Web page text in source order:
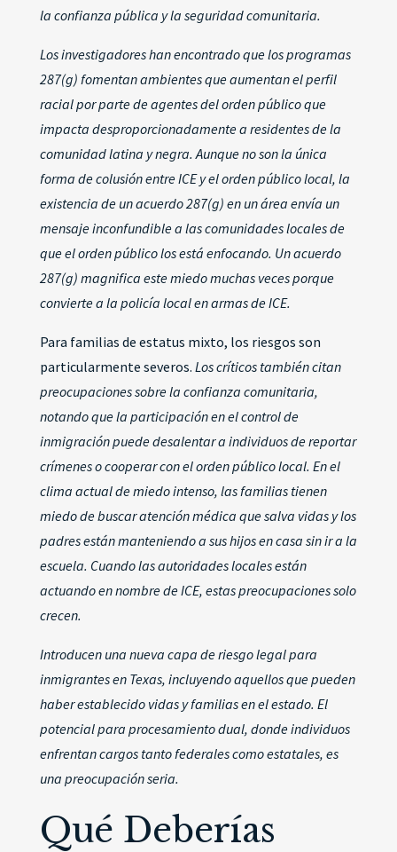
la confianza pública y la seguridad comunitaria.
Los investigadores han encontrado que los programas
287(g) fomentan ambientes que aumentan el perfil
racial por parte de agentes del orden público que
impacta desproporcionadamente a residentes de la
comunidad latina y negra. Aunque no son la única
forma de colusión entre ICE y el orden público local, la
existencia de un acuerdo 287(g) en un área envía un
mensaje inconfundible a las comunidades locales de
que el orden público los está enfocando. Un acuerdo
287(g) magnifica este miedo muchas veces porque
convierte a la policía local en armas de ICE.
Para familias de estatus mixto, los riesgos son
particularmente severos. Los críticos también citan
preocupaciones sobre la confianza comunitaria,
notando que la participación en el control de
inmigración puede desalentar a individuos de reportar
crímenes o cooperar con el orden público local. En el
clima actual de miedo intenso, las familias tienen
miedo de buscar atención médica que salva vidas y los
padres están manteniendo a sus hijos en casa sin ir a la
escuela. Cuando las autoridades locales están
actuando en nombre de ICE, estas preocupaciones solo
crecen.
Introducen una nueva capa de riesgo legal para
inmigrantes en Texas, incluyendo aquellos que pueden
haber establecido vidas y familias en el estado. El
potencial para procesamiento dual, donde individuos
enfrentan cargos tanto federales como estatales, es
una preocupación seria.
Qué Deberías